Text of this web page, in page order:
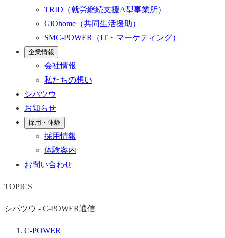
TRID （就労継続支援A型事業所）
GiOhome （共同生活援助）
SMC-POWER
（IT・マーケティング）
企業情報
会社情報
私たちの想い
シパツウ
お知らせ
採用・体験
採用情報
体験案内
お問い合わせ
TOPICS
シパツウ - C-POWER通信
C-POWER